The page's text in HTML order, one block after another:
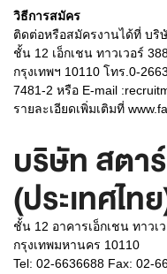
วิธีการสมัคร
ติดต่อหรือสมัครงานได้ที่ บริ
ชั้น 12 เอ็กเชน ทาวเวอร์
กรุงเทพฯ 10110 โทร.0-
7481-2 หรือ E-mail
รายละเอียดเพิ่มเติมที่
บริษัท สต
(ประเทศไท
ชั้น 12 อาคารเอ็กเชน ทาวเ
กรุงเทพมหานคร 10110
Tel: 02-6636688 Fax: 02-